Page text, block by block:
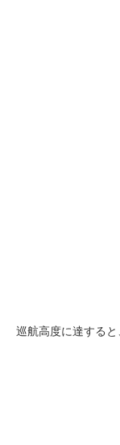
巡航高度に達すると